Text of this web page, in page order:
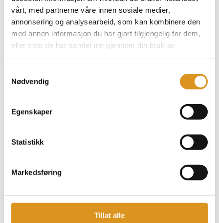
vårt, med partnerne våre innen sosiale medier,
annonsering og analysearbeid, som kan kombinere den
med annen informasjon du har gjort tilgjengelig for dem,
eller som de har samlet inn gjennom din bruk av
Nødvendig
Egenskaper
Statistikk
Markedsføring
Tillat alle
nettsteder ved å samle inn og rapportere
informasjon anonymt.
Navn LeverandørHensikt
Maksimal
ter_ses